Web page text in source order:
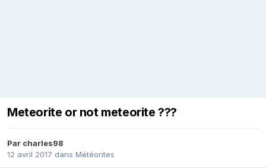
Meteorite or not meteorite ???
Par charles98
12 avril 2017 dans Météorites